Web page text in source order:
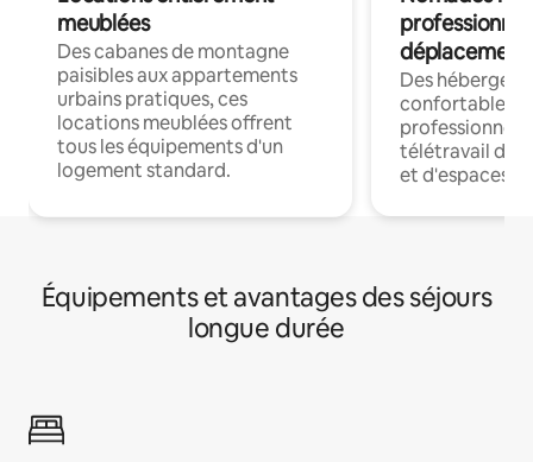
meublées
Des cabanes de montagne
paisibles aux appartements
urbains pratiques, ces
locations meublées offrent
tous les équipements d'un
logement standard.
déplacement
Des
confortables
professionnels
télétravail
et d'espaces
Équipements et avantages des séjours
longue durée